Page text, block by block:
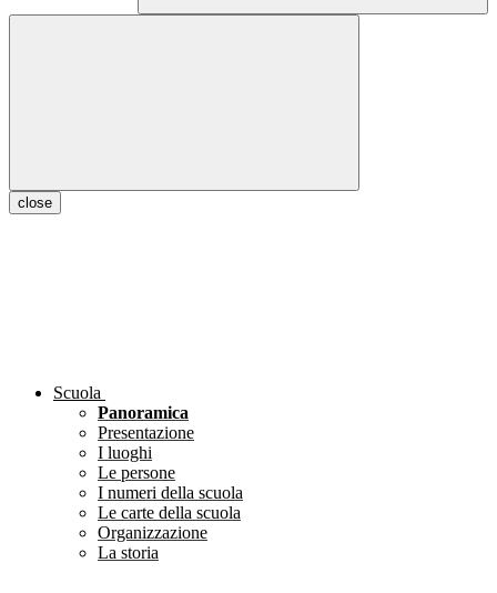
close
Scuola
Panoramica
Presentazione
I luoghi
Le persone
I numeri della scuola
Le carte della scuola
Organizzazione
La storia